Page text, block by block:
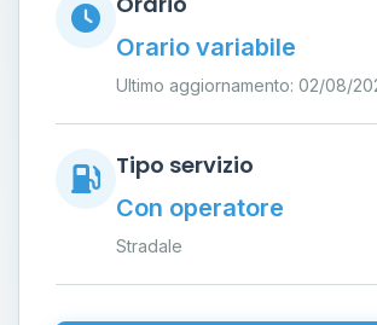
Orario variabile
Ultimo aggiornamento: 02/08/
Tipo servizio
Con operatore
Stradale